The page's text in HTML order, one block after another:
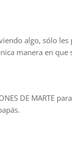
algo, sólo les
manera en que
DE MARTE